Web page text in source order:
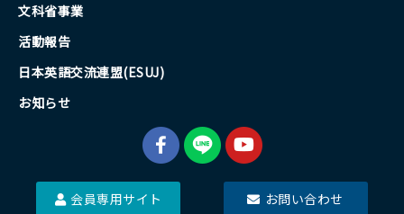
文科省事業
活動報告
日本英語交流連盟(ESUJ)
お知らせ
会員専用サイト お問い合わせ